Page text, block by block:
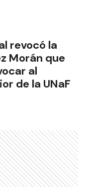
revocó la
Morán que
al
de la UNaF